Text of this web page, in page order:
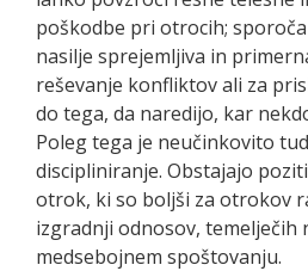
poškodbe pri otrocih;
nasilje sprejemljiva in
reševanje konfliktov ali za
do tega, da naredijo, kar
Poleg tega je neučinkovito
discipliniranje. Obstajajo
otrok, ki so boljši za otrokov
izgradnji odnosov, temelječih
medsebojnem spoštovanju.